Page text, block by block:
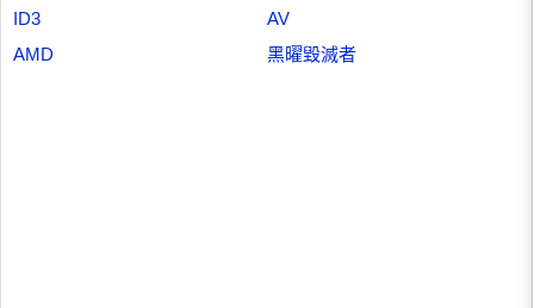
ID3
AV
AMD
黑曜毀滅者